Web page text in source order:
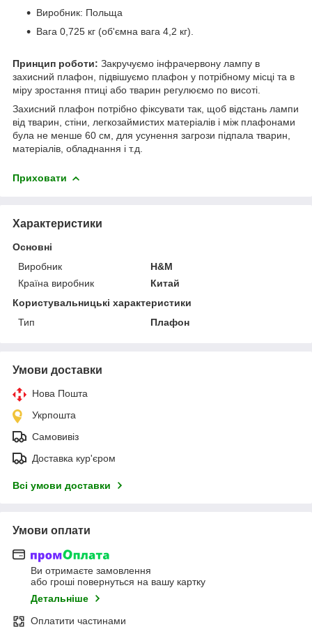
Виробник: Польща
Вага 0,725 кг (об'ємна вага 4,2 кг).
Принцип роботи: Закручуємо інфрачервону лампу в
захисний плафон, підвішуємо плафон у потрібному місці та в
міру зростання птиці або тварин регулюємо по висоті.
Захисний плафон потрібно фіксувати так, щоб відстань лампи
від тварин, стіни, легкозаймистих матеріалів і між плафонами
була не менше 60 см, для усунення загрози підпала тварин,
матеріалів, обладнання і т.д.
Приховати
Характеристики
Основні
Виробник
H&M
Країна виробник
Китай
Користувальницькі характеристики
Тип
Плафон
Умови доставки
Нова Пошта
Укрпошта
Самовивіз
Доставка кур'єром
Всі умови доставки
Умови оплати
Ви отримаєте замовлення
або гроші повернуться на вашу картку
Детальніше
Оплатити частинами